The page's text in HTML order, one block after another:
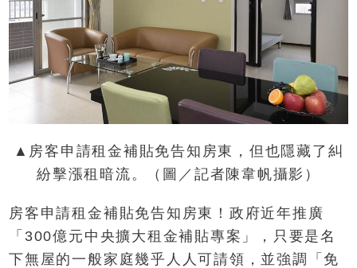
▲房客申請租金補貼免告知房東，但也隱藏了糾
紛擊漲租暗流。（圖／記者陳韋帆攝影）
房客申請租金補貼免告知房東！政府近年推廣
「300億元中央擴大租金補貼專案」，只要是名
下無屋的一般家庭幾乎人人可請領，並強調「免